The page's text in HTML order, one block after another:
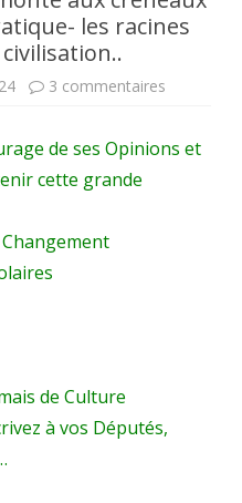
les racines
3 commentaires
pratique-
de ses Opinions et
cette grande
de Culture
à vos Députés,